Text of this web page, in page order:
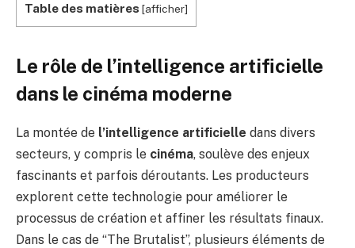
Table des matières [afficher]
Le rôle de l’intelligence artificielle
dans le cinéma moderne
La montée de l’intelligence artificielle dans divers
secteurs, y compris le cinéma, soulève des enjeux
fascinants et parfois déroutants. Les producteurs
explorent cette technologie pour améliorer le
processus de création et affiner les résultats finaux.
Dans le cas de “The Brutalist”, plusieurs éléments de